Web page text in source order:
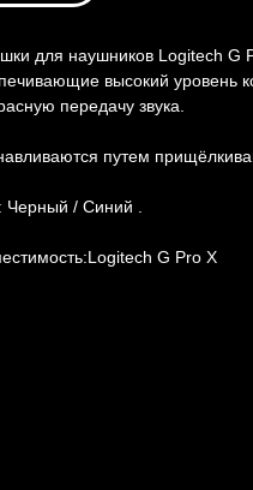
для наушников Logitech
высокий уровень
передачу звука.
путем
Черный / Синий .
G Pro X